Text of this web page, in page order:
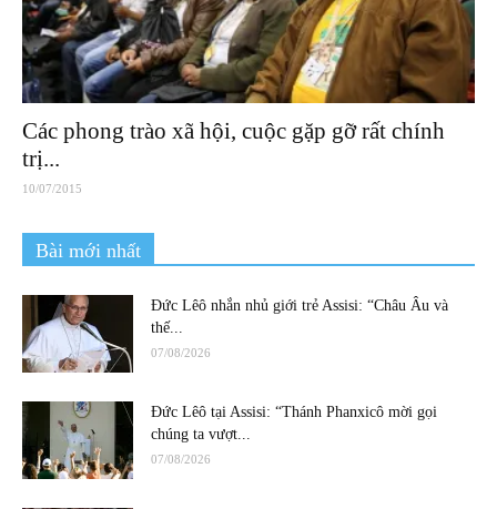
Các phong trào xã hội, cuộc gặp gỡ rất chính
trị...
10/07/2015
Bài mới nhất
Đức Lêô nhắn nhủ giới trẻ Assisi: “Châu Âu và
thế...
07/08/2026
Đức Lêô tại Assisi: “Thánh Phanxicô mời gọi
chúng ta vượt...
07/08/2026